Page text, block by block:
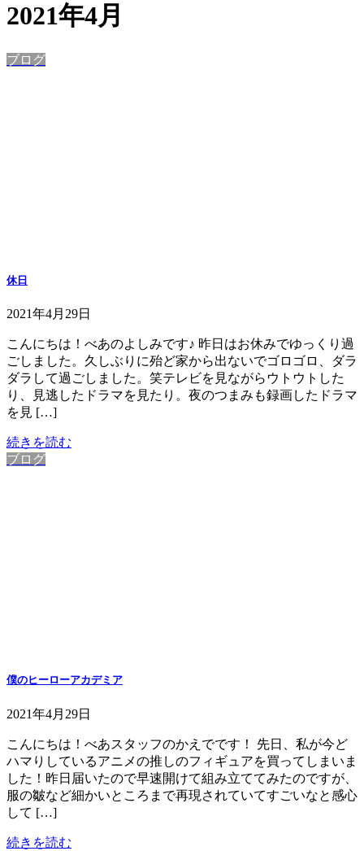
2021年4月
ブログ
休日
2021年4月29日
こんにちは！べあのよしみです♪ 昨日はお休みでゆっくり過
ごしました。久しぶりに殆ど家から出ないでゴロゴロ、ダラ
ダラして過ごしました。笑テレビを見ながらウトウトした
り、見逃したドラマを見たり。夜のつまみも録画したドラマ
を見 […]
続きを読む
ブログ
僕のヒーローアカデミア
2021年4月29日
こんにちは！べあスタッフのかえでです！ 先日、私が今ど
ハマりしているアニメの推しのフィギュアを買ってしまいま
した！昨日届いたので早速開けて組み立ててみたのですが、
服の皺など細かいところまで再現されていてすごいなと感心
して […]
続きを読む